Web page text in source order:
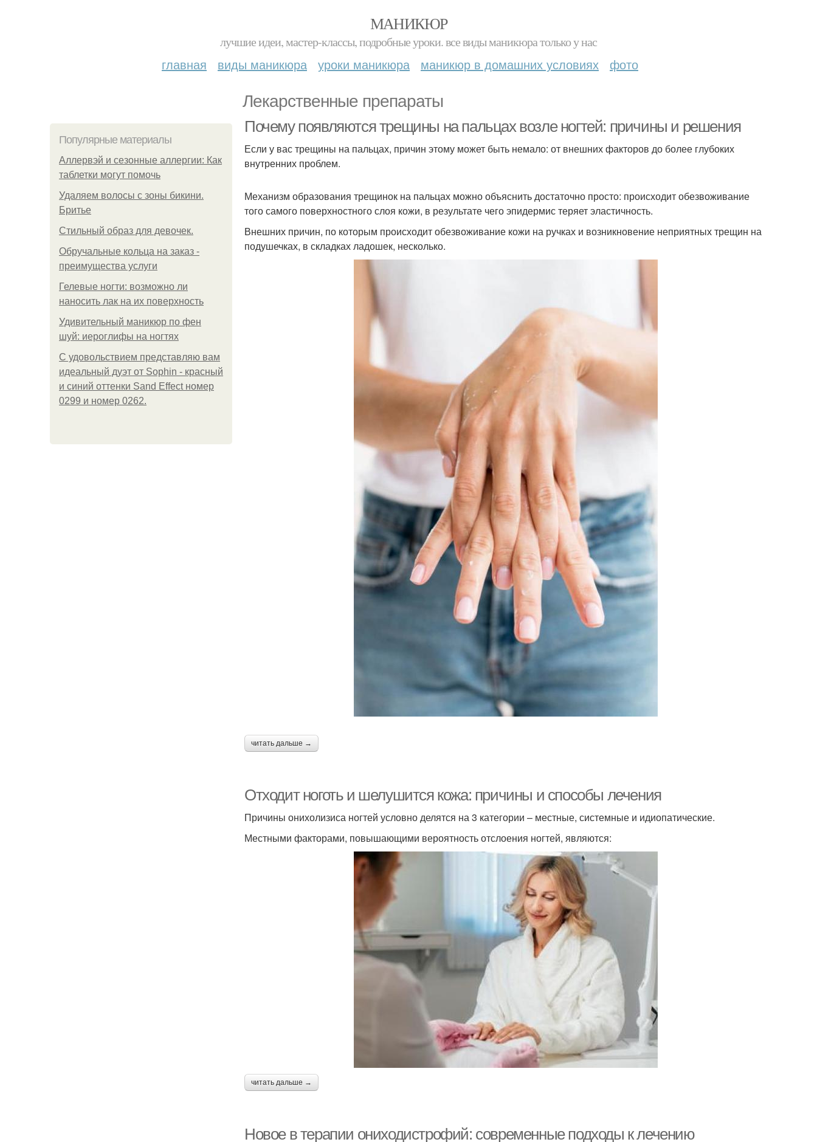
МАНИКЮР
лучшие идеи, мастер-классы, подробные уроки. все виды маникюра только у нас
главная виды маникюра уроки маникюра маникюр в домашних условиях фото
Лекарственные препараты
Популярные материалы
Аллервэй и сезонные аллергии: Как
таблетки могут помочь
Удаляем волосы с зоны бикини.
Бритье
Стильный образ для девочек.
Обручальные кольца на заказ -
преимущества услуги
Гелевые ногти: возможно ли
наносить лак на их поверхность
Удивительный маникюр по фен
шуй: иероглифы на ногтях
С удовольствием представляю вам
идеальный дуэт от Sophin - красный
и синий оттенки Sand Effect номер
0299 и номер 0262.
Почему появляются трещины на пальцах возле ногтей: причины и решения
Если у вас трещины на пальцах, причин этому может быть немало: от внешних факторов до более глубоких
внутренних проблем.
Механизм образования трещинок на пальцах можно объяснить достаточно просто: происходит обезвоживание
того самого поверхностного слоя кожи, в результате чего эпидермис теряет эластичность.
Внешних причин, по которым происходит обезвоживание кожи на ручках и возникновение неприятных трещин на
подушечках, в складках ладошек, несколько.
читать дальше →
Отходит ноготь и шелушится кожа: причины и способы лечения
Причины онихолизиса ногтей условно делятся на 3 категории – местные, системные и идиопатические.
Местными факторами, повышающими вероятность отслоения ногтей, являются:
читать дальше →
Новое в терапии ониходистрофий: современные подходы к лечению